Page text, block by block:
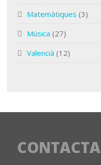
Matemàtiques (3)
Música (27)
Valencià (12)
CONTACTA